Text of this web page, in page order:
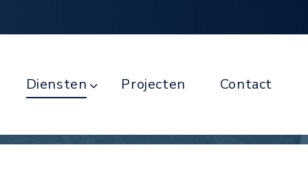
Diensten Projecten Contact